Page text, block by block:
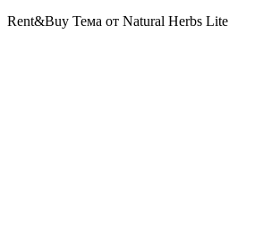
Rent&Buy Тема от Natural Herbs Lite